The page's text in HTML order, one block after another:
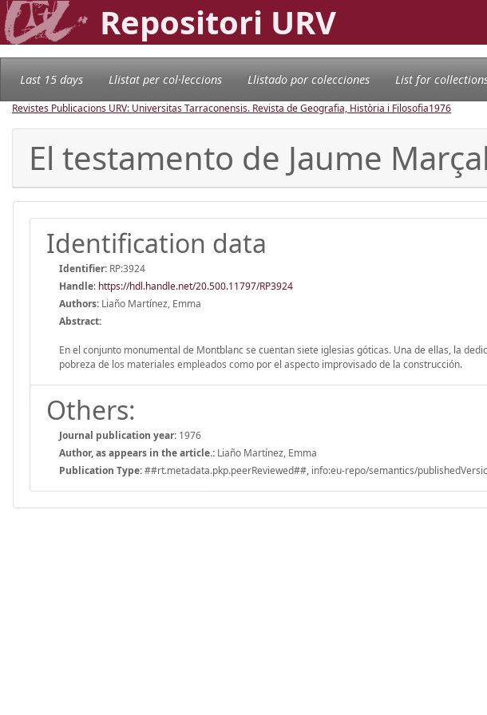
Repositori URV
Last 15 days Llistat per col·leccions Llistado por colecciones List for
Revistes Publicacions URV: Universitas Tarraconensis. Revista de Geografia, Història i Filosofia1976
El testamento de Jaume
Identification data
Identifier: RP:3924
Handle: https://hdl.handle.net/20.500.11797/RP3924
Authors: Liaño Martínez, Emma
Abstract:
En el conjunto monumental de Montblanc se cuentan siete iglesias góticas. Una de ellas, la
pobreza de los materiales empleados como por el aspecto improvisado de la construcción.
Others:
Journal publication year: 1976
Author, as appears in the article.: Liaño Martínez, Emma
Publication Type:##rt.metadata.pkp.peerReviewed##, info:eu-repo/semantics/